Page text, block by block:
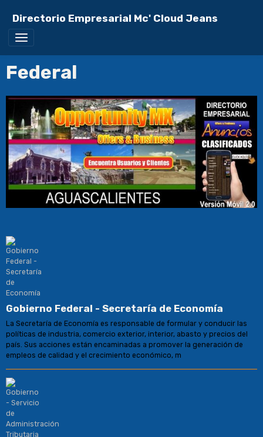
Directorio Empresarial Mc' Cloud Jeans
Federal
Gobierno Federal - Secretaría de Economía
La Secretaría de Economía es responsable de formular y conducir las
políticas de industria, comercio exterior, interior, abasto y precios del
país. Sus acciones están encaminadas a promover la generación de
empleos de calidad y el crecimiento económico, m